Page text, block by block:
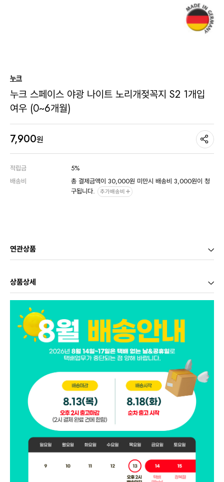
누크
누크 스페이스 야광 나이트 노리개젖꼭지 S2 1개입
여우 (0~6개월)
7,900원
적립금
5%
배송비
총 결제금액이 30,000원 미만시 배송비 3,000원이 청
구됩니다.
추가배송비
연관상품
상품상세